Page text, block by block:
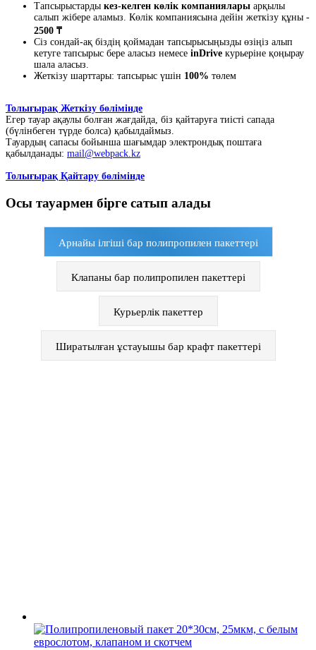
Тапсырыстарды кез-келген көлік компаниялары арқылы
салып жібере аламыз. Көлік компаниясына дейін жеткізу құны -
2500 ₸
Сіз сондай-ақ біздің қоймадан тапсырысыңызды өзіңіз алып
кетуге тапсырыс бере аласыз немесе inDrive курьеріне қоңырау
шала аласыз.
Жеткізу шарттары: тапсырыс үшін 100% төлем
Толығырақ Жеткізу бөлімінде
Егер тауар ақаулы болған жағдайда, біз қайтаруға тиісті сапада
(бүлінбеген түрде болса) қабылдаймыз.
Тауардың сапасы бойынша шағымдар электрондық поштаға
қабылданады: mail@webpack.kz
Толығырақ Қайтару бөлімінде
Осы тауармен бірге сатып алады
Арнайы ілгіші бар полипропилен пакеттері
Клапаны бар полипропилен пакеттері
Курьерлік пакеттер
Ширатылған ұстауышы бар крафт пакеттері